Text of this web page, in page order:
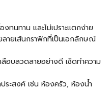
ทนทาน และไม่เปราะแตกง่าย
ายเส้นกราฟิกที่เป็นเอกลักษณ์
ลือบลวดลายอย่างดี เช็ดทำความ
ระสงค์ เช่น ห้องครัว, ห้องน้ำ